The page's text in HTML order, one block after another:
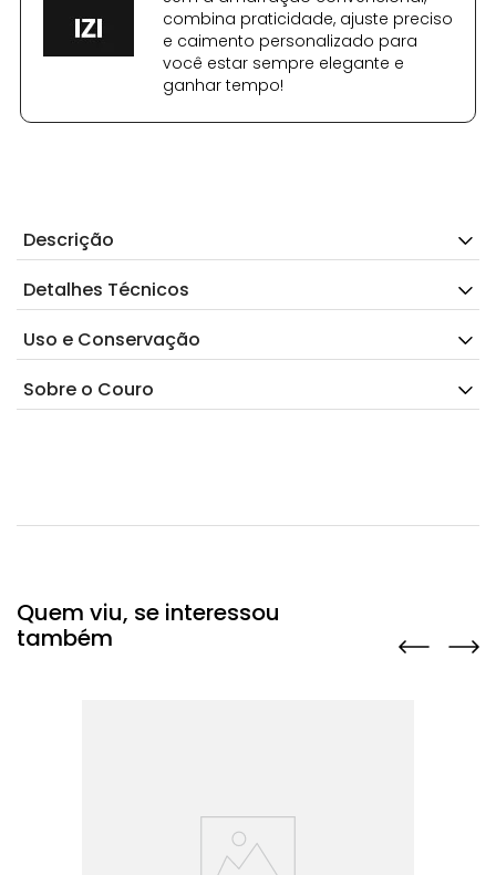
combina praticidade, ajuste preciso
e caimento personalizado para
você estar sempre elegante e
ganhar tempo!
Descrição
Detalhes Técnicos
Uso e Conservação
Sobre o Couro
Quem viu, se interessou
também